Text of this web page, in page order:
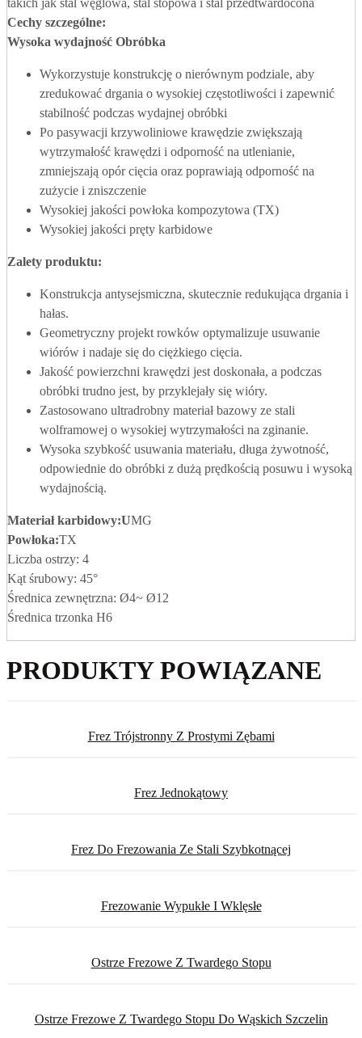
takich jak stal węglowa, stal stopowa i stal przedtwardocona
Cechy szczególne:
Wysoka wydajność Obróbka
Wykorzystuje konstrukcję o nierównym podziale, aby
zredukować drgania o wysokiej częstotliwości i zapewnić
stabilność podczas wydajnej obróbki
Po pasywacji krzywoliniowe krawędzie zwiększają
wytrzymałość krawędzi i odporność na utlenianie,
zmniejszają opór cięcia oraz poprawiają odporność na
zużycie i zniszczenie
Wysokiej jakości powłoka kompozytowa (TX)
Wysokiej jakości pręty karbidowe
Zalety produktu:
Konstrukcja antysejsmiczna, skutecznie redukująca drgania i
hałas.
Geometryczny projekt rowków optymalizuje usuwanie
wiórów i nadaje się do ciężkiego cięcia.
Jakość powierzchni krawędzi jest doskonała, a podczas
obróbki trudno jest, by przyklejały się wióry.
Zastosowano ultradrobny materiał bazowy ze stali
wolframowej o wysokiej wytrzymałości na zginanie.
Wysoka szybkość usuwania materiału, długa żywotność,
odpowiednie do obróbki z dużą prędkością posuwu i wysoką
wydajnością.
Materiał karbidowy:UMG
Powłoka:TX
Liczba ostrzy: 4
Kąt śrubowy: 45°
Średnica zewnętrzna: Ø4~ Ø12
Średnica trzonka H6
PRODUKTY POWIĄZANE
Frez Trójstronny Z Prostymi Zębami
Frez Jednokątowy
Frez Do Frezowania Ze Stali Szybkotnącej
Frezowanie Wypukłe I Wklęsłe
Ostrze Frezowe Z Twardego Stopu
Ostrze Frezowe Z Twardego Stopu Do Wąskich Szczelin